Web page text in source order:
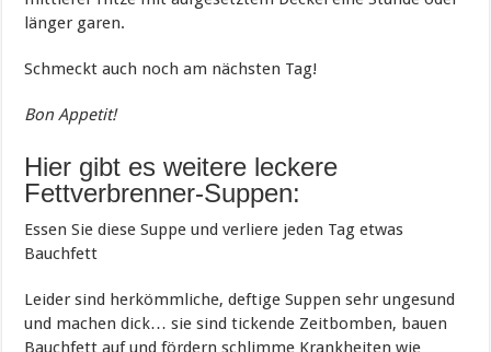
länger garen.
Schmeckt auch noch am nächsten Tag!
Bon Appetit!
Hier gibt es weitere leckere
Fettverbrenner-Suppen:
Essen Sie diese Suppe und verliere jeden Tag etwas
Bauchfett
Leider sind herkömmliche, deftige Suppen sehr ungesund
und machen dick… sie sind tickende Zeitbomben, bauen
Bauchfett auf und fördern schlimme Krankheiten wie